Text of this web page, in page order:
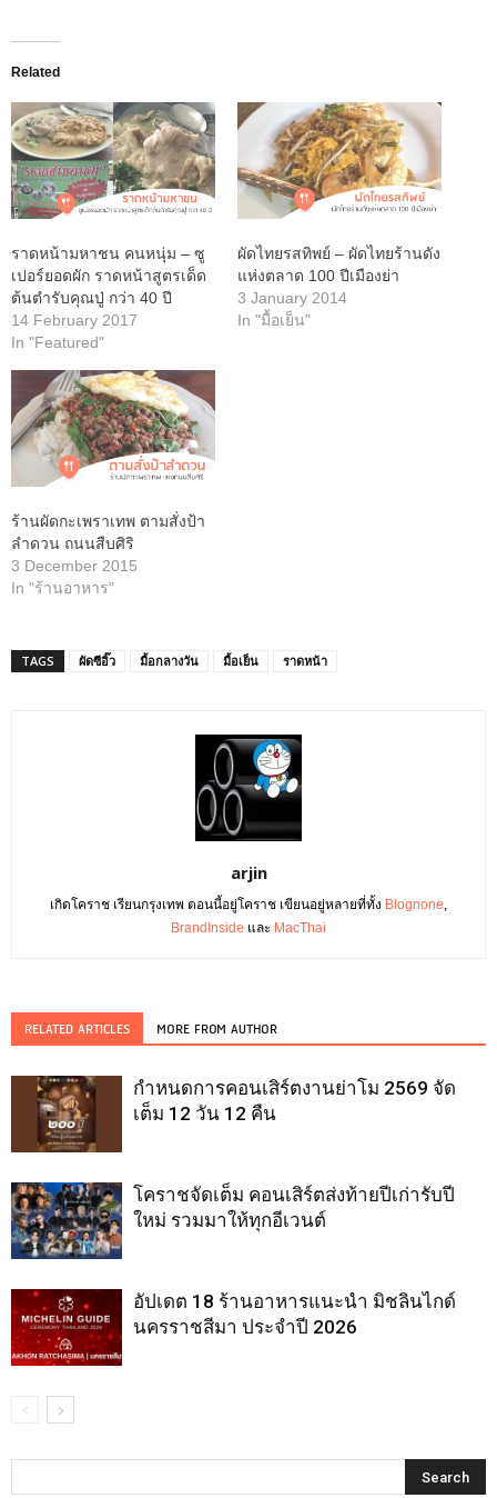
Related
ราดหน้ามหาชน คนหนุ่ม – ซู
เปอร์ยอดผัก ราดหน้าสูตรเด็ด
ต้นตำรับคุณปู่ กว่า 40 ปี
14 February 2017
In "Featured"
ผัดไทยรสทิพย์ – ผัดไทยร้านดัง
แห่งตลาด 100 ปีเมืองย่า
3 January 2014
In "มื้อเย็น"
ร้านผัดกะเพราเทพ ตามสั่งป้า
ลำดวน ถนนสืบศิริ
3 December 2015
In "ร้านอาหาร"
TAGS ผัดซีอิ๊ว มื้อกลางวัน มื้อเย็น ราดหน้า
arjin
เกิดโคราช เรียนกรุงเทพ ตอนนี้อยู่โคราช เขียนอยู่หลายที่ทั้ง Blognone,
BrandInside และ MacThai
RELATED ARTICLES MORE FROM AUTHOR
กำหนดการคอนเสิร์ตงานย่าโม 2569 จัด
เต็ม 12 วัน 12 คืน
โคราชจัดเต็ม คอนเสิร์ตส่งท้ายปีเก่ารับปี
ใหม่ รวมมาให้ทุกอีเวนต์
อัปเดต 18 ร้านอาหารแนะนำ มิชลินไกด์
นครราชสีมา ประจำปี 2026